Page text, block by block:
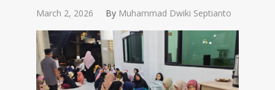
March 2, 2026 By Muhammad Dwiki Septianto